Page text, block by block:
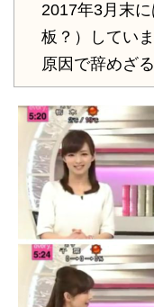
2017年3月末
板？）してい
原因で辞めざ